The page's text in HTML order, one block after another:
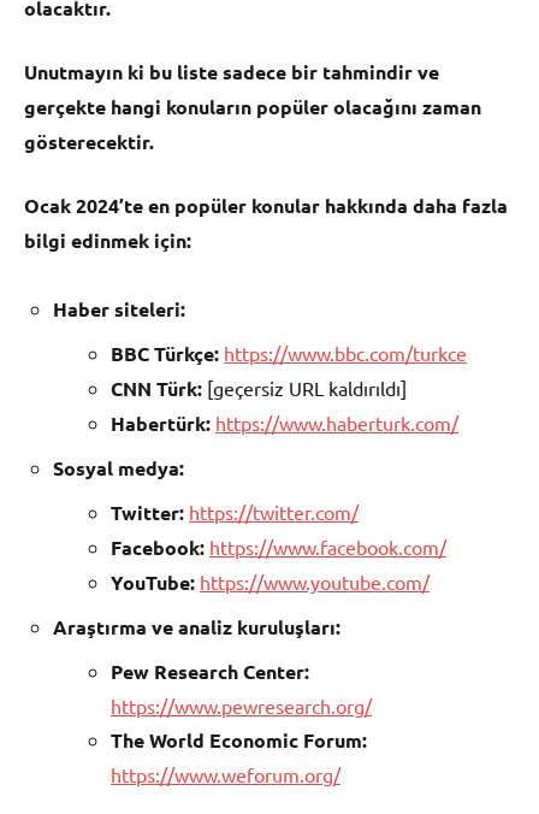
olacaktır.
Unutmayın ki bu liste sadece bir tahmindir ve
gerçekte hangi konuların popüler olacağını zaman
gösterecektir.
Ocak 2024’te en popüler konular hakkında daha fazla
bilgi edinmek için:
Haber siteleri:
BBC Türkçe: https://www.bbc.com/turkce
CNN Türk: [geçersiz URL kaldırıldı]
Habertürk: https://www.haberturk.com/
Sosyal medya:
Twitter: https://twitter.com/
Facebook: https://www.facebook.com/
YouTube: https://www.youtube.com/
Araştırma ve analiz kuruluşları:
Pew Research Center:
https://www.pewresearch.org/
The World Economic Forum:
https://www.weforum.org/